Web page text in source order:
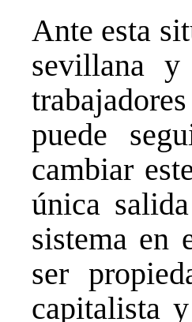
Ante esta
sevillana
puede
cambiar
única
sistema en
ser
capitalista